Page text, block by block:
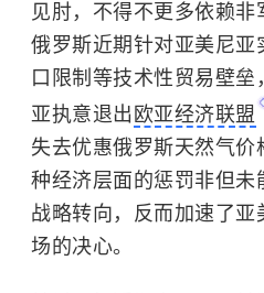
见肘，不得不更多依赖非
俄罗斯近期针对亚美尼亚
口限制等技术性贸易壁
亚执意退出 欧亚经济联盟
失去优惠俄罗斯天然气价
种经济层面的惩罚非但未
战略转向，反而加速了亚
场的决心。